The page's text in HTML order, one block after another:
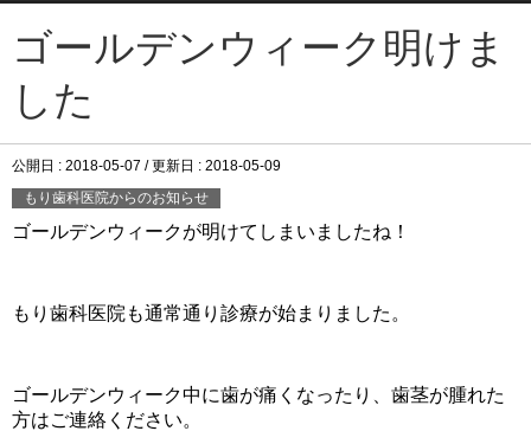
ゴールデンウィーク明けま
した
公開日 : 2018-05-07 / 更新日 : 2018-05-09
もり歯科医院からのお知らせ
ゴールデンウィークが明けてしまいましたね！
もり歯科医院も通常通り診療が始まりました。
ゴールデンウィーク中に歯が痛くなったり、歯茎が腫れた
方はご連絡ください。